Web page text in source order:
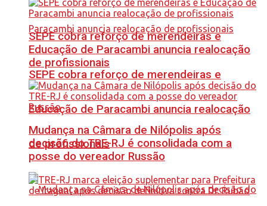
SEPE cobra reforço de merendeiras e
Educação de Paracambi anuncia realocação
de profissionais
SEPE cobra reforço de merendeiras e
Educação de Paracambi anuncia realocação
de profissionais
Mudança na Câmara de Nilópolis após
decisão do TRE-RJ é consolidada com a
posse do vereador Russão